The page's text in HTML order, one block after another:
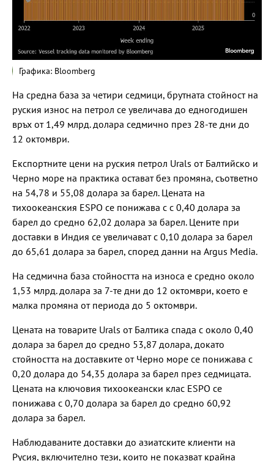
Графика: Bloomberg
На средна база за четири седмици, брутната стойност на
руския износ на петрол се увеличава до едногодишен
връх от 1,49 млрд. долара седмично през 28-те дни до
12 октомври.
Експортните цени на руския петрол Urals от Балтийско и
Черно море на практика остават без промяна, съответно
на 54,78 и 55,08 долара за барел. Цената на
тихоокеанския ESPO се понижава с с 0,40 долара за
барел до средно 62,02 долара за барел. Цените при
доставки в Индия се увеличават с 0,10 долара за барел
до 65,61 долара за барел, според данни на Argus Media.
На седмична база стойността на износа е средно около
1,53 млрд. долара за 7-те дни до 12 октомври, което е
малка промяна от периода до 5 октомври.
Цената на товарите Urals от Балтика спада с около 0,40
долара за барел до средно 53,87 долара, докато
стойността на доставките от Черно море се понижава с
0,20 долара до 54,35 долара за барел през седмицата.
Цената на ключовия тихоокеански клас ESPO се
понижава с 0,70 долара за барел до средно 60,92
долара за барел.
Наблюдаваните доставки до азиатските клиенти на
Русия, включително тези, които не показват крайна